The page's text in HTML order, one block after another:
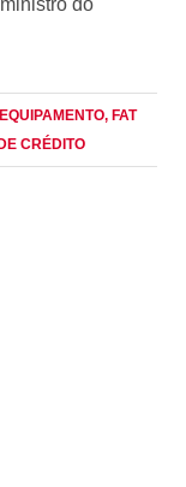
, FAT
CRÉDITO